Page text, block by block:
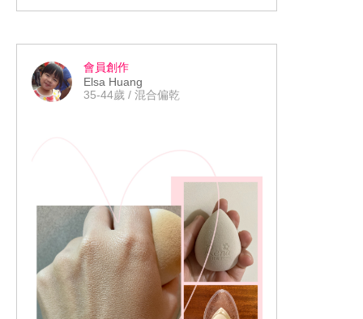
6/1開賣
會員創作
Elsa Huang
35-44歲 / 混合偏乾